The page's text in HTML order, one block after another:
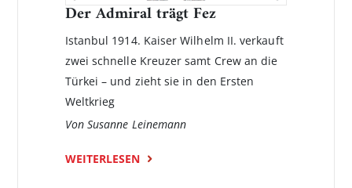
Der Admiral trägt Fez
Istanbul 1914. Kaiser Wilhelm II. verkauft
zwei schnelle Kreuzer samt Crew an die
Türkei – und zieht sie in den Ersten
Weltkrieg
Von Susanne Leinemann
WEITERLESEN